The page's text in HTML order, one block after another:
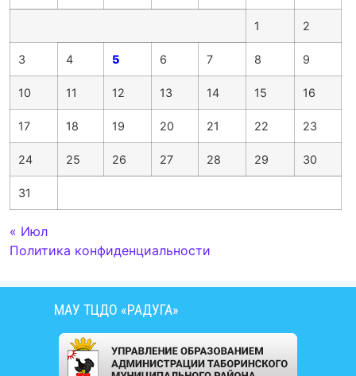
1 2
3 4 5 6 7 8 9
10 11 12 13 14 15 16
17 18 19 20 21 22 23
24 25 26 27 28 29 30
31
« Июл
Политика конфиденциальности
МАУ ТЦДО «РАДУГА»